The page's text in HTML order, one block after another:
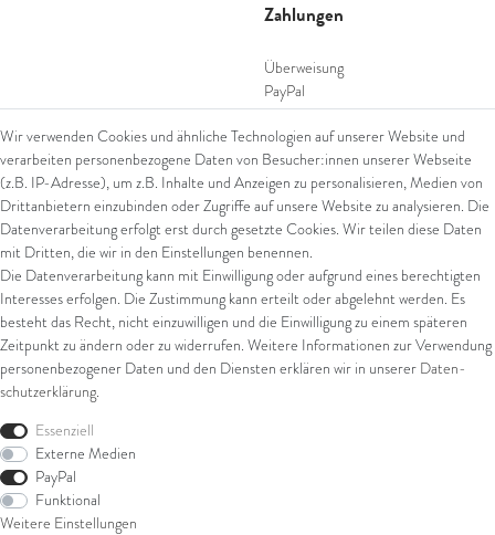
Zahlungen
Überweisung
PayPal
SEPA Lastschrift
giropay
Kreditkarte
Versand
UPS
FedEx
Wir verwenden Cookies und ähnliche Technologien auf unserer Website und
verarbeiten personenbezogene Daten von Besucher:innen unserer Webseite
(z.B. IP-Adresse), um z.B. Inhalte und Anzeigen zu personalisieren, Medien von
Drittanbietern einzubinden oder Zugriffe auf unsere Website zu analysieren. Die
Datenverarbeitung erfolgt erst durch gesetzte Cookies. Wir teilen diese Daten
mit Dritten, die wir in den Einstellungen benennen.
Die Datenverarbeitung kann mit Einwilligung oder aufgrund eines berechtigten
Interesses erfolgen. Die Zustimmung kann erteilt oder abgelehnt werden. Es
besteht das Recht, nicht einzuwilligen und die Einwilligung zu einem späteren
Zeitpunkt zu ändern oder zu widerrufen. Weitere Informationen zur Verwendung
personenbezogener Daten und den Diensten erklären wir in unserer Daten­
schutz­erklärung.
Essenziell
Externe Medien
PayPal
Funktional
Weitere Einstellungen